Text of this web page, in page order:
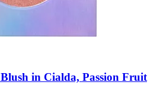
Blush in Cialda, Passion Fruit